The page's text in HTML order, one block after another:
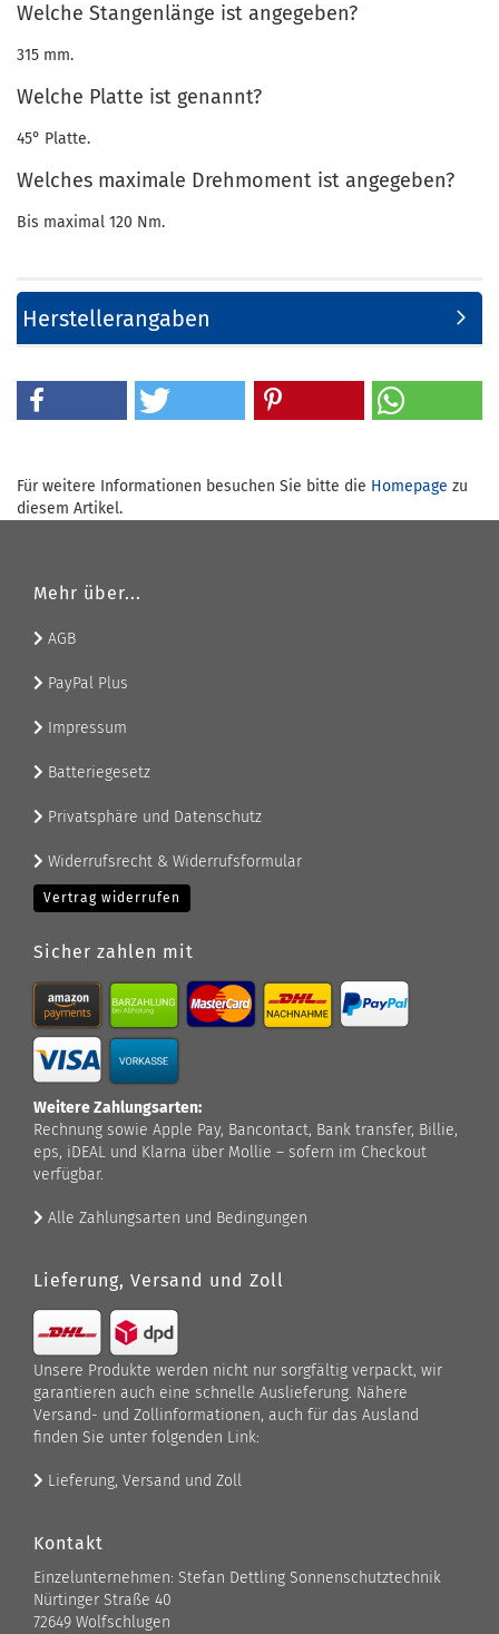
Welche Stangenlänge ist angegeben?
315 mm.
Welche Platte ist genannt?
45° Platte.
Welches maximale Drehmoment ist angegeben?
Bis maximal 120 Nm.
Herstellerangaben
Für weitere Informationen besuchen Sie bitte die Homepage zu
diesem Artikel.
Mehr über...
AGB
PayPal Plus
Impressum
Batteriegesetz
Privatsphäre und Datenschutz
Widerrufsrecht & Widerrufsformular
Vertrag widerrufen
Sicher zahlen mit
Weitere Zahlungsarten:
Rechnung sowie Apple Pay, Bancontact, Bank transfer, Billie,
eps, iDEAL und Klarna über Mollie – sofern im Checkout
verfügbar.
Alle Zahlungsarten und Bedingungen
Lieferung, Versand und Zoll
Unsere Produkte werden nicht nur sorgfältig verpackt, wir
garantieren auch eine schnelle Auslieferung. Nähere
Versand- und Zollinformationen, auch für das Ausland
finden Sie unter folgenden Link:
Lieferung, Versand und Zoll
Kontakt
Einzelunternehmen: Stefan Dettling Sonnenschutztechnik
Nürtinger Straße 40
72649 Wolfschlugen